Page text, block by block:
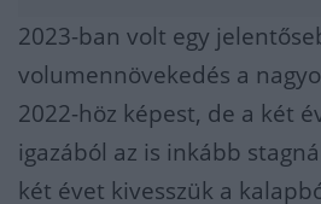
2023-ban volt egy
volumennövekedés a
2022-höz képest, de a két
igazából az is inkább
két évet kivesszük a